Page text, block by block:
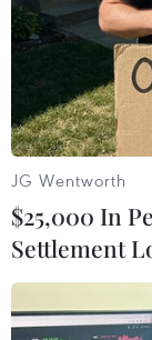
hỏa, cảnh sát
Nhật Bản tiếp
bùn ở Atami
JG Wentworth
$25,000 In
Settlement